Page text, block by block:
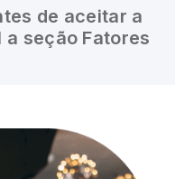
de aceitar a
seção Fatores